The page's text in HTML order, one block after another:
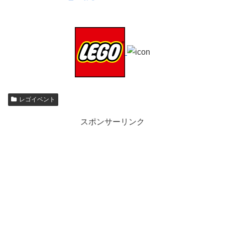
レゴイベント
スポンサーリンク